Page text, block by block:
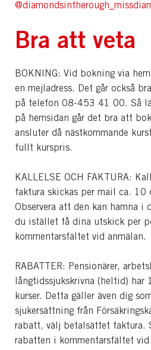
Bra att veta
BOKNING: Vid bokning via
en mejladress. Det går också
på telefon 08-453 41 00. Så
på hemsidan går det bra att
ansluter då nästkommande
fullt kurspris.
KALLELSE OCH FAKTURA:
faktura skickas per mail ca. 10
Observera att den kan hamna i
du istället få dina utskick per
kommentarsfältet vid anmälan.
RABATTER: Pensionärer,
långtidssjukskrivna (heltid) har
kurser. Detta gäller även dig
sjukersättning från
rabatt, välj betalsättet faktura.
rabatten i kommentarsfältet vid